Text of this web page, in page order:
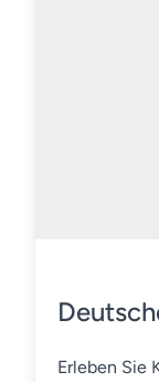
Erleben Sie